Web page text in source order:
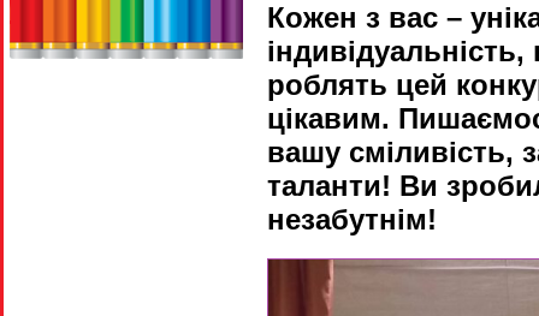
Кожен з вас –
роблять цей
цікавим.
вашу сміливість,
таланти! Ви
незабутнім!